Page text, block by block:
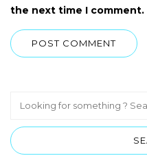
the next time I comment.